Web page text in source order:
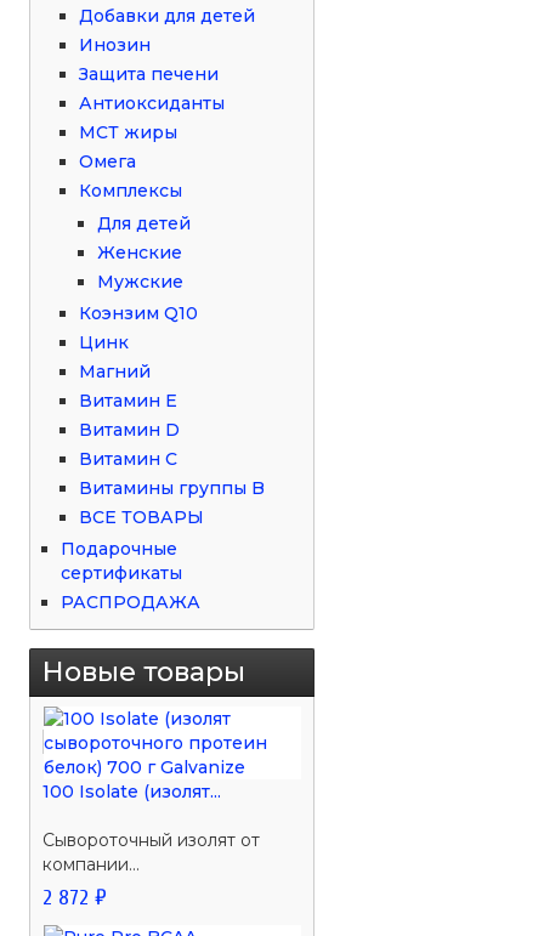
Добавки для детей
Инозин
Защита печени
Антиоксиданты
МСТ жиры
Омега
Комплексы
Для детей
Женские
Мужские
Коэнзим Q10
Цинк
Магний
Витамин Е
Витамин D
Витамин С
Витамины группы B
ВСЕ ТОВАРЫ
Подарочные
сертификаты
РАСПРОДАЖА
Новые товары
100 Isolate (изолят...
Сывороточный изолят от
компании...
2 872 ₽